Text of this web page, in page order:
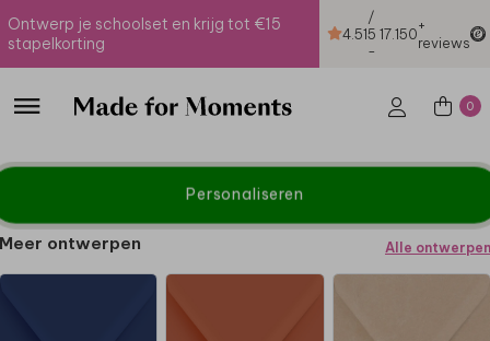
Ontwerp je schoolset en krijg tot €15
stapelkorting
4.51
/
5
-
17.150+
reviews
0
Personaliseren
Meer ontwerpen Alle ontwerpen